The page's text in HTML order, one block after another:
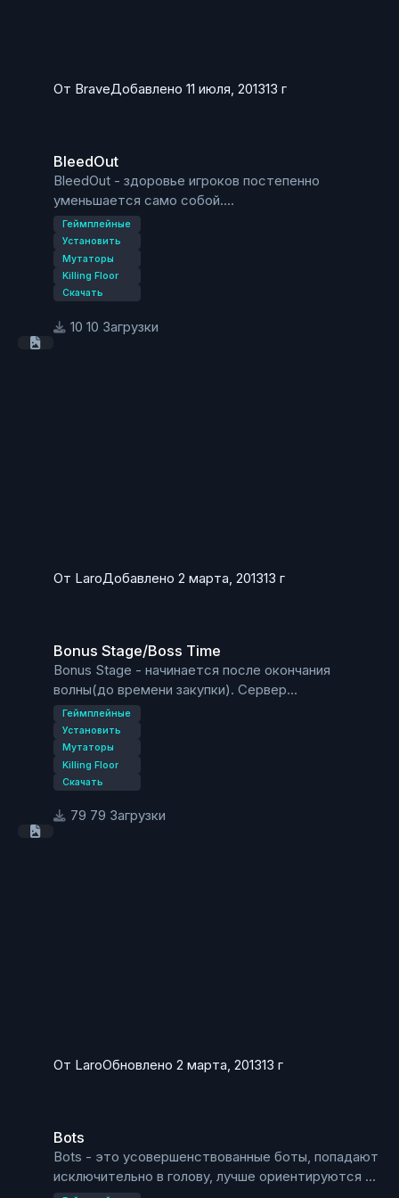
От BraveДобавлено 11 июля, 201313 г
BleedOut
BleedOut - здоровье игроков постепенно
уменьшается само собой.
http://youtu.be/cQ3EoCBbQvs
Геймплейные
Установить
Мутаторы
Killing Floor
Скачать
10 Загрузки
От LaroДобавлено 2 марта, 201313 г
Bonus Stage/Boss Time
Bonus Stage - начинается после окончания
волны(до времени закупки). Сервер
устанавливает GodMode и 500 ед. здоровья всем
игрокам. Лучшие игроки получают деньги.
Boss Time - Босс появляется после окончания
волны(до времени закупки). Вы можете сделать
любого моба боссом.
Геймплейные
Установить
Мутаторы
Killing Floor
Скачать
79 Загрузки
От LaroОбновлено 2 марта, 201313 г
Bots
Bots - это усовершенствованные боты, попадают
исключительно в голову, лучше ориентируются и